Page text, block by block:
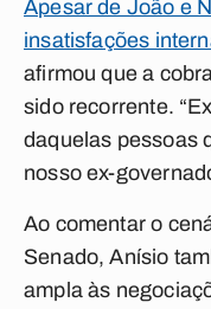
Apesar de João e
insatisfações
afirmou que a
sido recorrente.
daquelas pessoas
nosso ex-
Ao comentar o
Senado, Anísio
ampla às